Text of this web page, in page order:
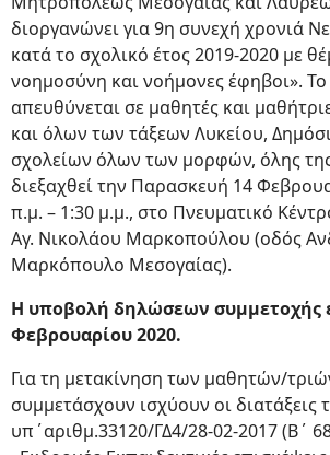
διοργανώνει για 9η συνεχή χρονιά
κατά το σχολικό έτος 2019-2020 με
νοημοσύνη και νοήμονες έφηβοι». Το
απευθύνεται σε μαθητές και
και όλων των τάξεων Λυκείου,
σχολείων όλων των μορφών, όλης
διεξαχθεί την Παρασκευή 14
π.μ. – 1:30 μ.μ., στο Πνευματικό
Αγ. Νικολάου Μαρκοπούλου (οδός
Μαρκόπουλο Μεσογαίας).
Η υποβολή δηλώσεων συμμετοχής
Φεβρουαρίου 2020.
Για τη μετακίνηση των μαθητών/
συμμετάσχουν ισχύουν οι διατάξεις
υπ΄αριθμ.33120/ΓΔ4/28-02-2017 (Β΄